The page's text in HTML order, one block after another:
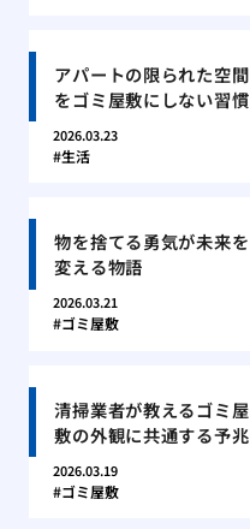
アパートの限られた空間
をゴミ屋敷にしない習慣
2026.03.23
生活
物を捨てる勇気が未来を
変える物語
2026.03.21
ゴミ屋敷
清掃業者が教えるゴミ屋
敷の外観に共通する予兆
2026.03.19
ゴミ屋敷